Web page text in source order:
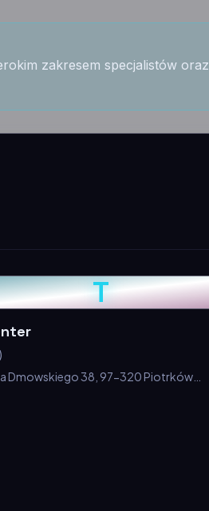
zakresem specjalistów oraz
T
Dmowskiego 38, 97-320 Piotrków